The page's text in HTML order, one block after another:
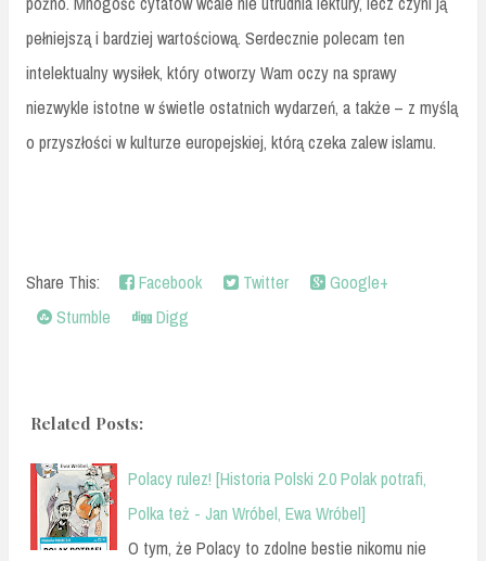
pełniejszą i bardziej wartościową. Serdecznie polecam ten
intelektualny wysiłek, który otworzy Wam oczy na sprawy
niezwykle istotne w świetle ostatnich wydarzeń, a także – z myślą
o przyszłości w kulturze europejskiej, którą czeka zalew islamu.
Share This: Facebook Twitter
Google+
Stumble
Digg
Related Posts:
Polacy rulez! [Historia Polski 2.0 Polak potrafi,
Polka też - Jan Wróbel, Ewa Wróbel]
O tym, że Polacy to zdolne bestie nikomu nie